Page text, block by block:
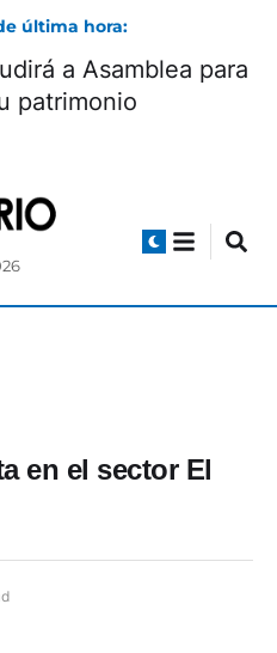
última hora:
a Asamblea para
patrimonio
en el sector El